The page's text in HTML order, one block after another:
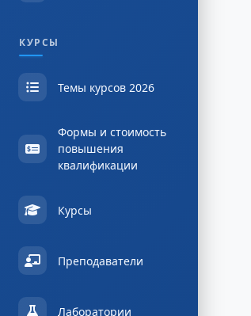
КУРСЫ
Темы курсов 2026
Формы и стоимость
повышения
квалификации
Курсы
Преподаватели
Лаборатории